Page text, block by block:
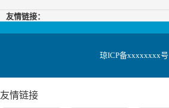
友情链接：
琼ICP备xxxxxxxx号
友情链接